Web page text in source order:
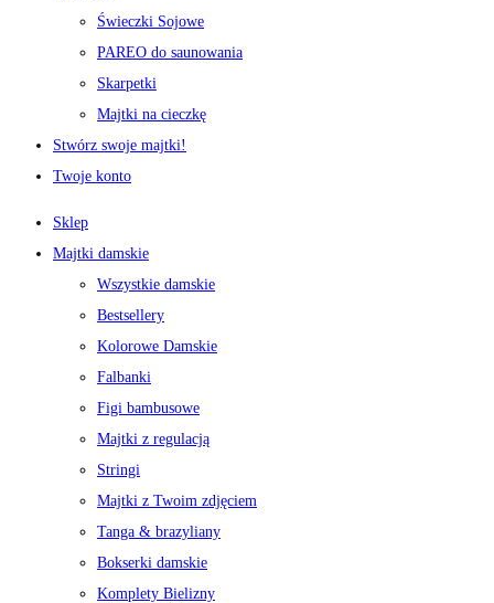
Świeczki Sojowe
PAREO do saunowania
Skarpetki
Majtki na cieczkę
Stwórz swoje majtki!
Twoje konto
Sklep
Majtki damskie
Wszystkie damskie
Bestsellery
Kolorowe Damskie
Falbanki
Figi bambusowe
Majtki z regulacją
Stringi
Majtki z Twoim zdjęciem
Tanga & brazyliany
Bokserki damskie
Komplety Bielizny